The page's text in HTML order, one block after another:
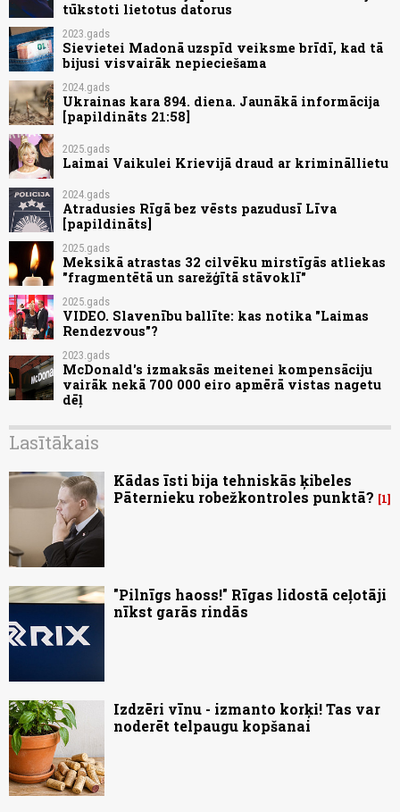
tūkstoti lietotus datorus
2023.gads
Sievietei Madonā uzspīd veiksme brīdī, kad tā
bijusi visvairāk nepieciešama
2024.gads
Ukrainas kara 894. diena. Jaunākā informācija
[papildināts 21:58]
2025.gads
Laimai Vaikulei Krievijā draud ar krimināllietu
2024.gads
Atradusies Rīgā bez vēsts pazudusī Līva
[papildināts]
2025.gads
Meksikā atrastas 32 cilvēku mirstīgās atliekas
"fragmentētā un sarežģītā stāvoklī"
2025.gads
VIDEO. Slavenību ballīte: kas notika "Laimas
Rendezvous"?
2023.gads
McDonald's izmaksās meitenei kompensāciju
vairāk nekā 700 000 eiro apmērā vistas nagetu
dēļ
Lasītākais
Kādas īsti bija tehniskās ķibeles
Pāternieku robežkontroles punktā?
1
"Pilnīgs haoss!" Rīgas lidostā ceļotāji
nīkst garās rindās
Izdzēri vīnu - izmanto korķi! Tas var
noderēt telpaugu kopšanai